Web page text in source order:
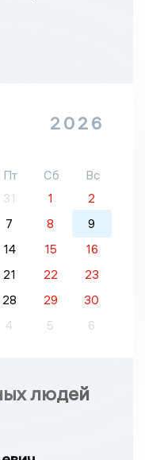
2026
Пт Сб
Вс
31 1
2
7 8
9
14 15
16
21 22
23
28 29
30
4 5 6
людей